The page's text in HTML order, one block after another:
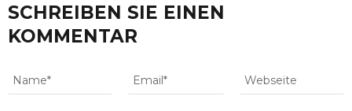
SCHREIBEN SIE EINEN
KOMMENTAR